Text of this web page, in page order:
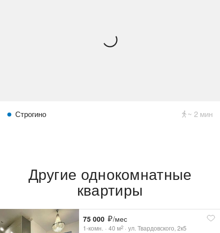
Строгино ~ 2 мин
Другие однокомнатные
квартиры
75 000 /мес
1-комн. 40 м2 ул. Твардовского, 2к5